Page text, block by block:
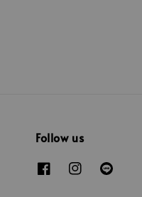
Follow us